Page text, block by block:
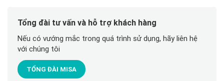
Tổng đài tư vấn và hỗ trợ khách hàng
Nếu có vướng mắc trong quá trình sử dụng, hãy liên hệ
với chúng tôi
TỔNG ĐÀI MISA